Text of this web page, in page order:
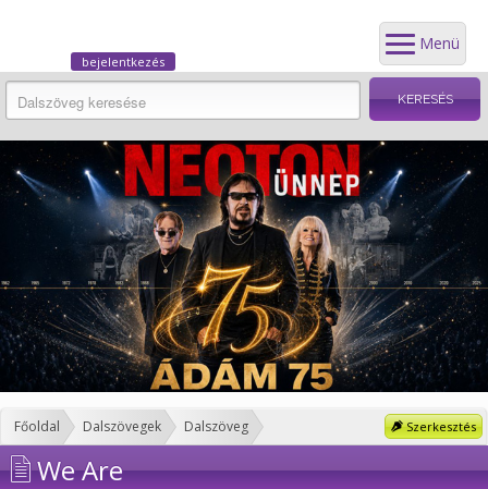
Menü
bejelentkezés
Szerkesztés
Főoldal Dalszövegek Dalszöveg
We Are